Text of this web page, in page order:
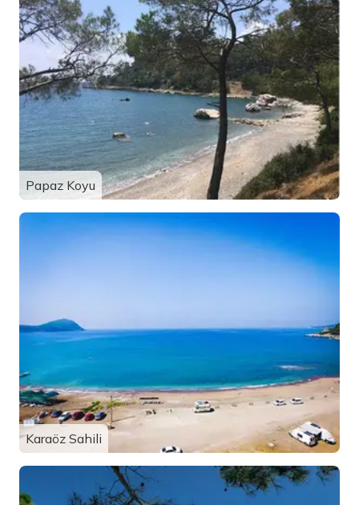
Papaz Koyu
Karaöz Sahili